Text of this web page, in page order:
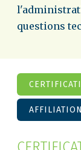
questions